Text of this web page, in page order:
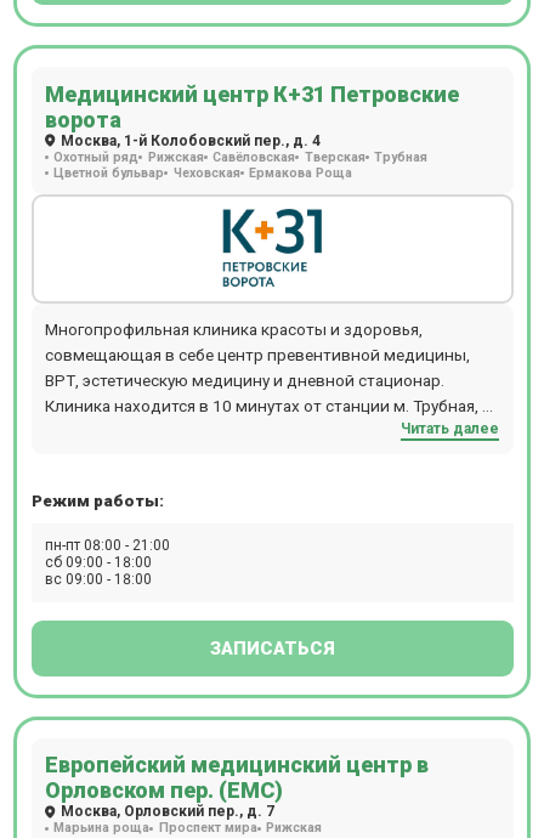
Медицинский центр К+31 Петровские
ворота
Москва, 1-й Колобовский пер., д. 4
Охотный ряд Рижская Савёловская Тверская
Трубная
Цветной бульвар Чеховская Ермакова Роща
Многопрофильная клиника красоты и здоровья,
совмещающая в себе центр превентивной медицины,
ВРТ, эстетическую медицину и дневной стационар.
Клиника находится в 10 минутах от станции м. Трубная, м.
Читать далее
Режим работы:
пн-пт 08:00 - 21:00
сб 09:00 - 18:00
вс 09:00 - 18:00
ЗАПИСАТЬСЯ
Европейский медицинский центр в
Орловском пер. (ЕМС)
Москва, Орловский пер., д. 7
Марьина роща Проспект мира Рижская